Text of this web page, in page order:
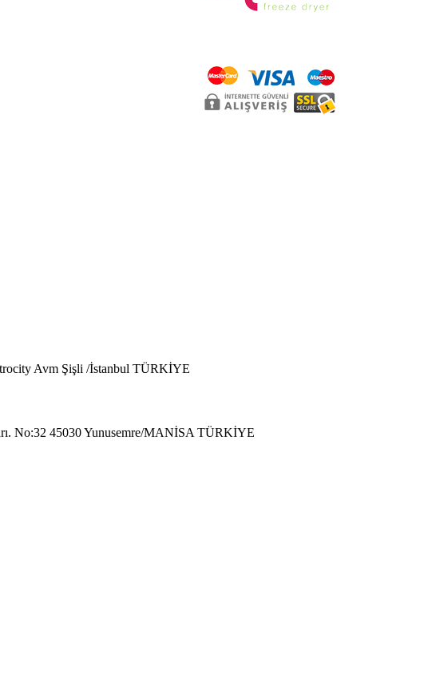
Avm Şişli /İstanbul TÜRKİYE
No:32 45030 Yunusemre/MANİSA TÜRKİYE